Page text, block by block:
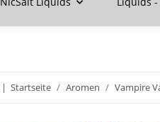
Startseite Aromen Vampire